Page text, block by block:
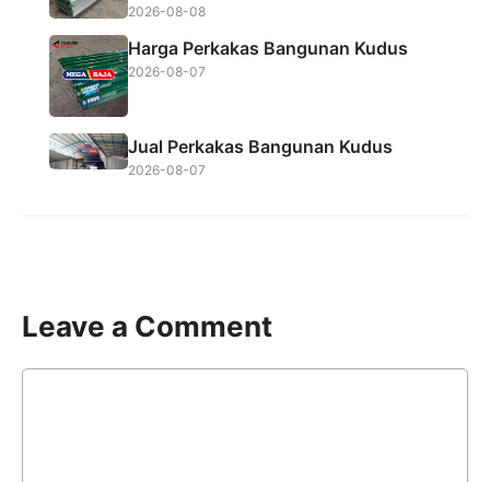
2026-08-08
Harga Perkakas Bangunan Kudus
2026-08-07
Jual Perkakas Bangunan Kudus
2026-08-07
Leave a Comment
Comment